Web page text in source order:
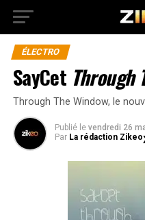
ÉLECTRO
SayCet Through
Through The Window, le
Publié le vendredi 26
Par La rédaction Zikeo